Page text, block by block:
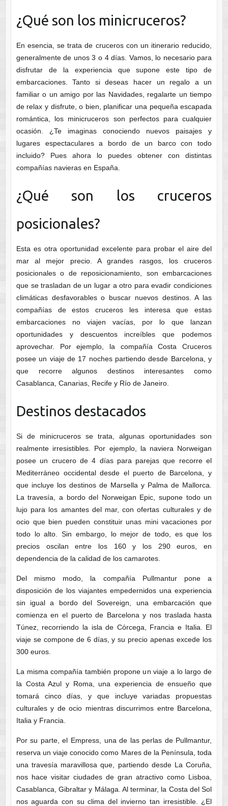
¿Qué son los minicruceros?
En esencia, se trata de cruceros con un itinerario reducido,
generalmente de unos 3 o 4 días. Vamos, lo necesario para
disfrutar de la experiencia que supone este tipo de
embarcaciones. Tanto si deseas hacer un regalo a un
familiar o un amigo por las Navidades, regalarte un tiempo
de relax y disfrute, o bien, planificar una pequeña escapada
romántica, los minicruceros son perfectos para cualquier
ocasión. ¿Te imaginas conociendo nuevos paisajes y
lugares espectaculares a bordo de un barco con todo
incluido? Pues ahora lo puedes obtener con distintas
compañías navieras en España.
¿Qué son los cruceros
posicionales?
Esta es otra oportunidad excelente para probar el aire del
mar al mejor precio. A grandes rasgos, los cruceros
posicionales o de reposicionamiento, son embarcaciones
que se trasladan de un lugar a otro para evadir condiciones
climáticas desfavorables o buscar nuevos destinos. A las
compañías de estos cruceros les interesa que estas
embarcaciones no viajen vacías, por lo que lanzan
oportunidades y descuentos increíbles que podemos
aprovechar. Por ejemplo, la compañía Costa Cruceros
posee un viaje de 17 noches partiendo desde Barcelona, y
que recorre algunos destinos interesantes como
Casablanca, Canarias, Recife y Río de Janeiro.
Destinos destacados
Si de minicruceros se trata, algunas oportunidades son
realmente irresistibles. Por ejemplo, la naviera Norweigan
posee un crucero de 4 días para parejas que recorre el
Mediterráneo occidental desde el puerto de Barcelona, y
que incluye los destinos de Marsella y Palma de Mallorca.
La travesía, a bordo del Norweigan Epic, supone todo un
lujo para los amantes del mar, con ofertas culturales y de
ocio que bien pueden constituir unas mini vacaciones por
todo lo alto. Sin embargo, lo mejor de todo, es que los
precios oscilan entre los 160 y los 290 euros, en
dependencia de la calidad de los camarotes.
Del mismo modo, la compañía Pullmantur pone a
disposición de los viajantes empedernidos una experiencia
sin igual a bordo del Sovereign, una embarcación que
comienza en el puerto de Barcelona y nos traslada hasta
Túnez, recorriendo la isla de Córcega, Francia e Italia. El
viaje se compone de 6 días, y su precio apenas excede los
300 euros.
La misma compañía también propone un viaje a lo largo de
la Costa Azul y Roma, una experiencia de ensueño que
tomará cinco días, y que incluye variadas propuestas
culturales y de ocio mientras discurrimos entre Barcelona,
Italia y Francia.
Por su parte, el Empress, una de las perlas de Pullmantur,
reserva un viaje conocido como Mares de la Península, toda
una travesía maravillosa que, partiendo desde La Coruña,
nos hace visitar ciudades de gran atractivo como Lisboa,
Casablanca, Gibraltar y Málaga. Al terminar, la Costa del Sol
nos aguarda con su clima del invierno tan irresistible. ¿El